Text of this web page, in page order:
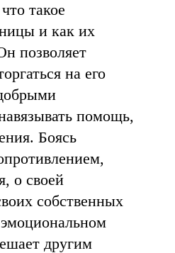
такое
и как их
позволяет
на его
помощь,
Боясь
о своей
собственных
другим